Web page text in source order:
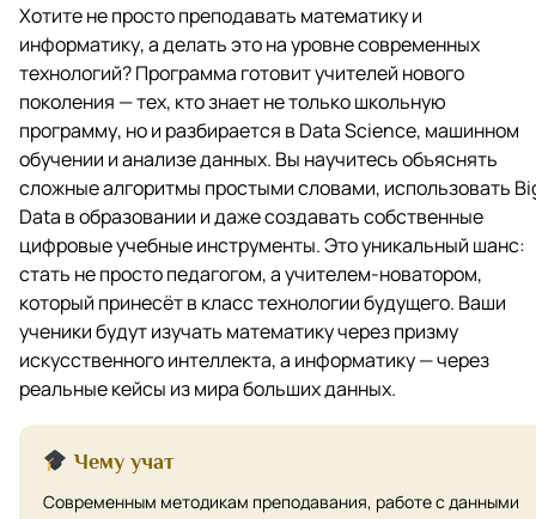
Хотите не просто преподавать математику и
информатику, а делать это на уровне современных
технологий? Программа готовит учителей нового
поколения — тех, кто знает не только школьную
программу, но и разбирается в Data Science, машинном
обучении и анализе данных. Вы научитесь объяснять
сложные алгоритмы простыми словами, использовать
Data в образовании и даже создавать собственные
цифровые учебные инструменты. Это уникальный шанс:
стать не просто педагогом, а учителем-новатором,
который принесёт в класс технологии будущего. Ваши
ученики будут изучать математику через призму
искусственного интеллекта, а информатику — через
реальные кейсы из мира больших данных.
Чему учат
Современным методикам преподавания, работе с данными